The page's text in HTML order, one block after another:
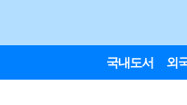
국내도서 외